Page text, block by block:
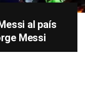
al país
Messi